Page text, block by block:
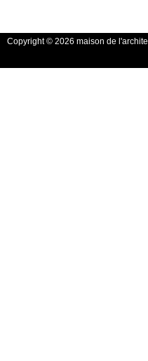
Copyright © 2026 maison de